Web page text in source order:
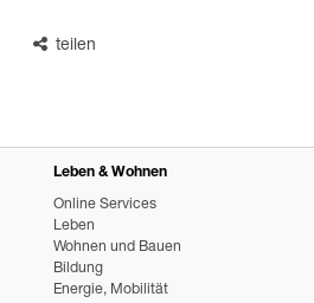
teilen
Leben & Wohnen
Online Services
Leben
Wohnen und Bauen
Bildung
Energie, Mobilität